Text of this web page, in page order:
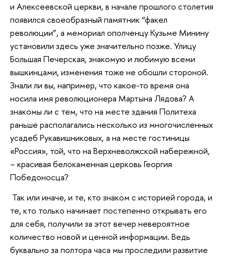
и Алексеевской церкви, в начале прошлого столетия
появился своеобразный памятник “факел
революции”, а мемориал ополченцу Кузьме Минину
установили здесь уже значительно позже. Улицу
Большая Печерская, знакомую и любимую всеми
вышкинцами, изменения тоже не обошли стороной.
Знали ли вы, например, что какое-то время она
носила имя революционера Мартына Лядова? А
знакомы ли с тем, что на месте здания Политеха
раньше располагались несколько из многочисленных
усадеб Рукавишниковых, а на месте гостиницы
«Россия», той, что на Верхневолжской набережной,
– красивая белокаменная церковь Георгия
Победоносца?
Так или иначе, и те, кто знаком с историей города, и
те, кто только начинает постепенно открывать его
для себя, получили за этот вечер невероятное
количество новой и ценной информации. Ведь
буквально за полтора часа мы проследили развитие